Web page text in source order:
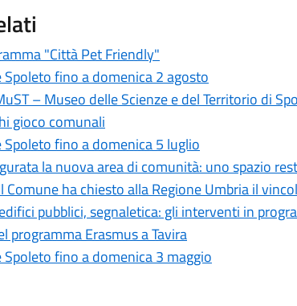
"Città Pet Friendly"
fino a domenica 2 agosto
– Museo delle Scienze e del Territorio di
gioco comunali
fino a domenica 5 luglio
la nuova area di comunità: uno spazio
Comune ha chiesto alla Regione Umbria il
pubblici, segnaletica: gli interventi in
programma Erasmus a Tavira
fino a domenica 3 maggio